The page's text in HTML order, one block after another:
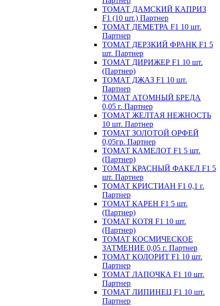
ТОМАТ ДАМСКИЙ КАПРИЗ
F1 (10 шт.) Партнер
ТОМАТ ДЕМЕТРА F1 10 шт.
Партнер
ТОМАТ ДЕРЗКИЙ ФРАНК F1 5
шт. Партнер
ТОМАТ ДИРИЖЕР F1 10 шт.
(Партнер)
ТОМАТ ДЖАЗ F1 10 шт.
Партнер
ТОМАТ АТОМНЫЙ БРЕДА
0,05 г. Партнер
ТОМАТ ЖЕЛТАЯ НЕЖНОСТЬ
10 шт. Партнер
ТОМАТ ЗОЛОТОЙ ОРФЕЙ
0,05гр. Партнер
ТОМАТ КАМЕЛОТ F1 5 шт.
(Партнер)
ТОМАТ КРАСНЫЙ ФАКЕЛ F1 5
шт. Партнер
ТОМАТ КРИСТИАН F1 0,1 г.
Партнер
ТОМАТ КАРЕН F1 5 шт.
(Партнер)
ТОМАТ КОТЯ F1 10 шт.
(Партнер)
ТОМАТ КОСМИЧЕСКОЕ
ЗАТМЕНИЕ 0,05 г. Партнер
ТОМАТ КОЛОРИТ F1 10 шт.
Партнер
ТОМАТ ЛАПОЧКА F1 10 шт.
Партнер
ТОМАТ ЛИПИНЕЦ F1 10 шт.
Партнер